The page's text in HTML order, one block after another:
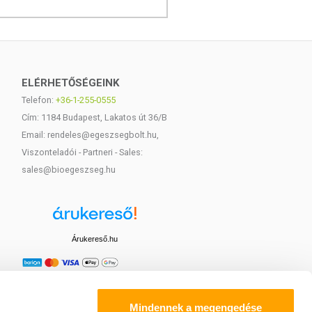
Mindennek a megengedése
ELÉRHETŐSÉGEINK
Telefon: +36-1-255-0555
Cím: 1184 Budapest, Lakatos út 36/B
Email: rendeles@egeszsegbolt.hu,
Viszonteladói - Partneri - Sales:
sales@bioegeszseg.hu
Árukereső.hu